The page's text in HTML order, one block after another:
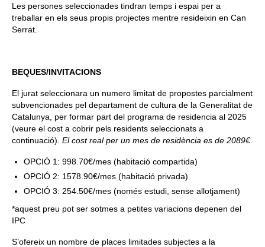
Les persones seleccionades tindran temps i espai per a
treballar en els seus propis projectes mentre resideixin en Can
Serrat.
BEQUES/INVITACIONS
El jurat seleccionara un numero limitat de propostes parcialment
subvencionades pel departament de cultura de la Generalitat de
Catalunya, per formar part del programa de residencia al 2025
(veure el cost a cobrir pels residents seleccionats a
continuació). El cost real per un mes de residència es de 2089€.
OPCIÓ 1: 998.70€/mes (habitació compartida)
OPCIÓ 2: 1578.90€/mes (habitació privada)
OPCIÓ 3: 254.50€/mes (només estudi, sense allotjament)
*aquest preu pot ser sotmes a petites variacions depenen del
IPC
S’ofereix un nombre de places limitades subjectes a la